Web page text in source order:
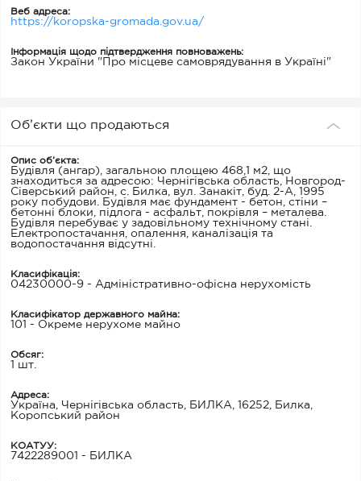
Веб адреса:
https://koropska-gromada.gov.ua/
Інформація щодо підтвердження повноважень:
Закон України "Про місцеве самоврядування в Україні"
Об’єкти що продаються
Опис об’єкта:
Будівля (ангар), загальною площею 468,1 м2, що
знаходиться за адресою: Чернігівська область, Новгород-
Сіверський район, с. Билка, вул. Занакіт, буд. 2-А, 1995
року побудови. Будівля має фундамент - бетон, стіни –
бетонні блоки, підлога - асфальт, покрівля – металева.
Будівля перебуває у задовільному технічному стані.
Електропостачання, опалення, каналізація та
водопостачання відсутні.
Класифікація:
04230000-9 - Адміністративно-офісна нерухомість
Класифікатор державного майна:
101 - Окреме нерухоме майно
Обсяг:
1 шт.
Адреса:
Україна, Чернігівська область, БИЛКА, 16252, Билка,
Коропський район
КОАТУУ:
7422289001 - БИЛКА